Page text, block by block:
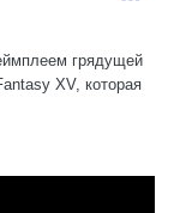
грядущей
XV, которая